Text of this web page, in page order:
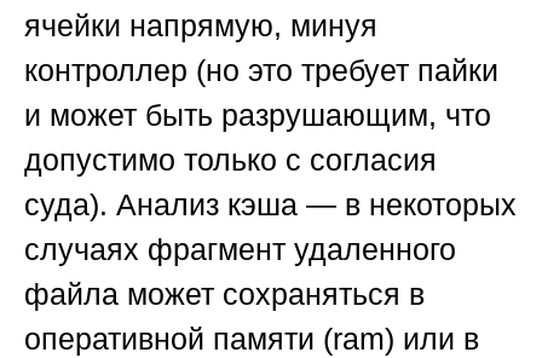
ячейки напрямую, минуя
контроллер (но это требует пайки
и может быть разрушающим, что
допустимо только с согласия
суда). Анализ кэша — в некоторых
случаях фрагмент удаленного
файла может сохраняться в
оперативной памяти (ram) или в